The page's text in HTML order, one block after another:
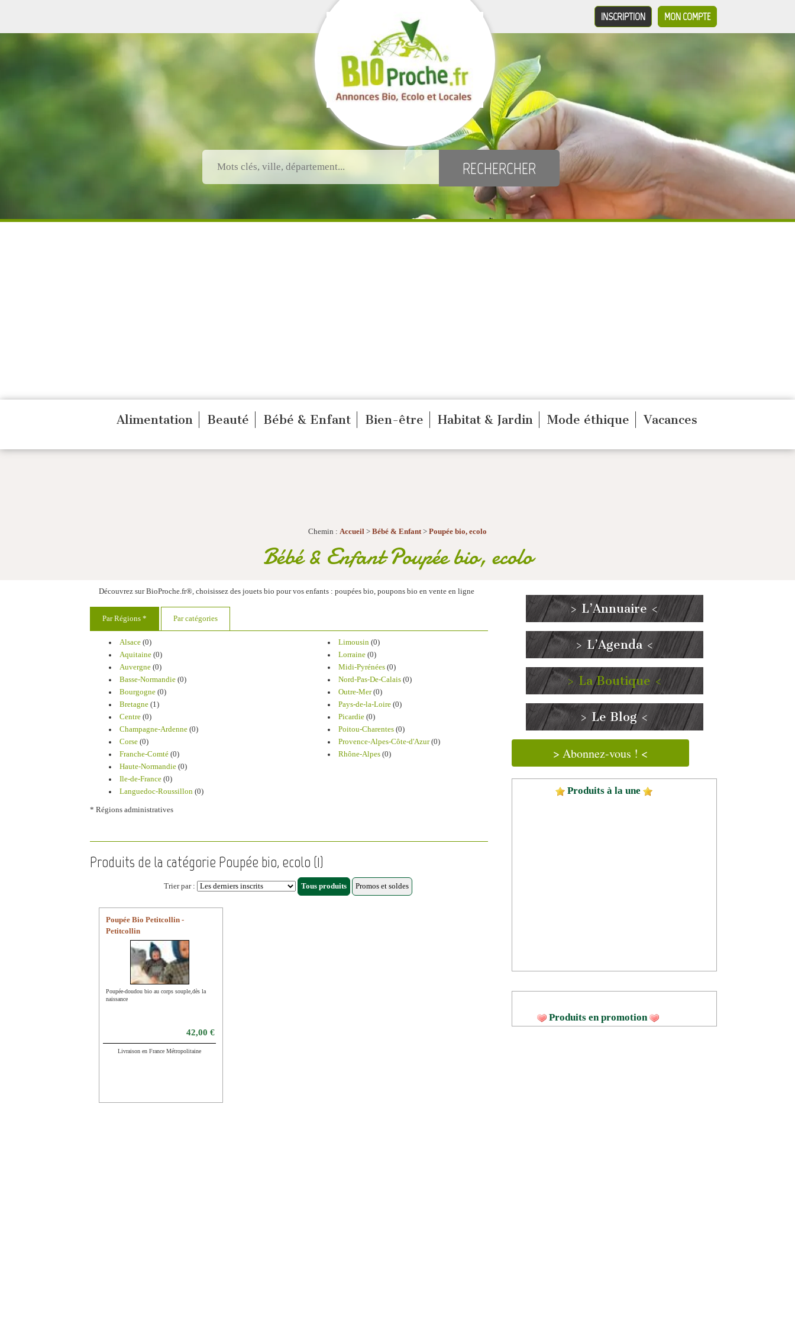
MON COMPTE
INSCRIPTION
Alimentation Beauté Bébé & Enfant Bien-être Habitat & Jardin Mode éthique Vacances
Chemin : Accueil > Bébé & Enfant> Poupée bio, ecolo
Bébé & Enfant Poupée bio, ecolo
Découvrez sur BioProche.fr®, choisissez des jouets bio pour vos enfants : poupées bio, poupons bio en vente en ligne
Par Régions * Par catégories
Alsace(0)
Aquitaine(0)
Auvergne(0)
Basse-Normandie(0)
Bourgogne(0)
Bretagne(1)
Centre(0)
Champagne-Ardenne(0)
Corse(0)
Franche-Comté(0)
Haute-Normandie(0)
Ile-de-France(0)
Languedoc-Roussillon(0)
Limousin (0)
Lorraine (0)
Midi-Pyrénées (0)
Nord-Pas-De-Calais (0)
Outre-Mer(0)
Pays-de-la-Loire (0)
Picardie (0)
Poitou-Charentes (0)
Provence-Alpes-Côte-d'Azur(0)
Rhône-Alpes (0)
* Régions administratives
Produits de la catégorie Poupée bio, ecolo (1)
Trier par :
Poupée Bio Petitcollin -
Petitcollin
Poupée-doudou bio au corps souple,dès la
naissance
42,00 €
Livraison en France Métropolitaine
> L’Annuaire <
> L’Agenda <
> La Boutique <
> Le Blog <
> Abonnez-vous ! <
Produits à la une
Produits en promotion